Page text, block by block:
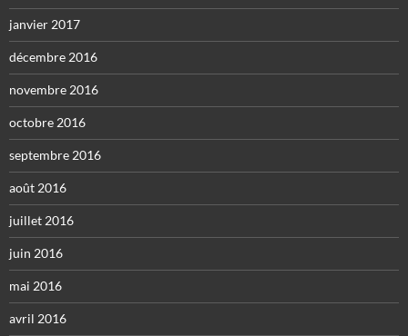
janvier 2017
décembre 2016
novembre 2016
octobre 2016
septembre 2016
août 2016
juillet 2016
juin 2016
mai 2016
avril 2016